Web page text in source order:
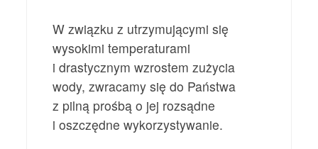
W związku z utrzymującymi się
wysokimi temperaturami
i drastycznym wzrostem zużycia
wody, zwracamy się do Państwa
z pilną prośbą o jej rozsądne
i oszczędne wykorzystywanie.